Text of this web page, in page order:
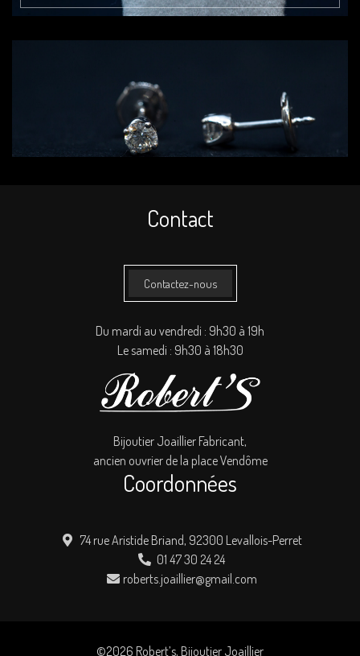
Contact
Contactez-nous
Du mardi au vendredi : 9h30 à 19h
Le samedi : 9h30 à 18h30
Bijoutier Joaillier Fabricant,
ancien ouvrier de la place Vendôme
Coordonnées
74 rue Aristide Briand, 92300 Levallois-Perret
01 47 30 24 24
roberts.joaillier@gmail.com
©2026 Robert’s, Bijoutier Joaillier